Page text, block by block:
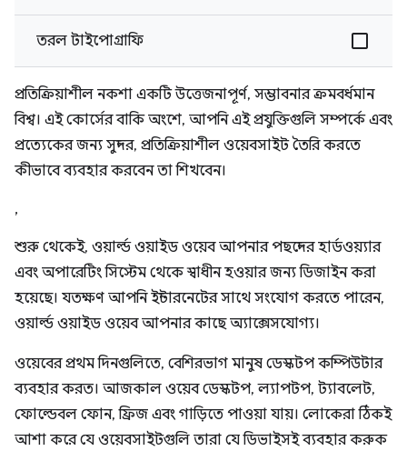
তরল টাইপোগ্রাফি
প্রতিক্রিয়াশীল নকশা একটি উত্তেজনাপূর্ণ, সম্ভাবনার ক্রমবর্ধমান
বিশ্ব। এই কোর্সের বাকি অংশে, আপনি এই প্রযুক্তিগুলি সম্পর্কে এবং
প্রত্যেকের জন্য সুন্দর, প্রতিক্রিয়াশীল ওয়েবসাইট তৈরি করতে
কীভাবে ব্যবহার করবেন তা শিখবেন।
,
শুরু থেকেই, ওয়ার্ল্ড ওয়াইড ওয়েব আপনার পছন্দের হার্ডওয়্যার
এবং অপারেটিং সিস্টেম থেকে স্বাধীন হওয়ার জন্য ডিজাইন করা
হয়েছে। যতক্ষণ আপনি ইন্টারনেটের সাথে সংযোগ করতে পারেন,
ওয়ার্ল্ড ওয়াইড ওয়েব আপনার কাছে অ্যাক্সেসযোগ্য।
ওয়েবের প্রথম দিনগুলিতে, বেশিরভাগ মানুষ ডেস্কটপ কম্পিউটার
ব্যবহার করত। আজকাল ওয়েব ডেস্কটপ, ল্যাপটপ, ট্যাবলেট,
ফোল্ডেবল ফোন, ফ্রিজ এবং গাড়িতে পাওয়া যায়। লোকেরা ঠিকই
আশা করে যে ওয়েবসাইটগুলি তারা যে ডিভাইসই ব্যবহার করুক